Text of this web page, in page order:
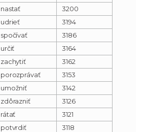
nastať
3200
udrieť
3194
spočívať
3186
určiť
3164
zachytiť
3162
porozprávať
3153
umožniť
3142
zdôrazniť
3126
rátať
3121
potvrdiť
3118